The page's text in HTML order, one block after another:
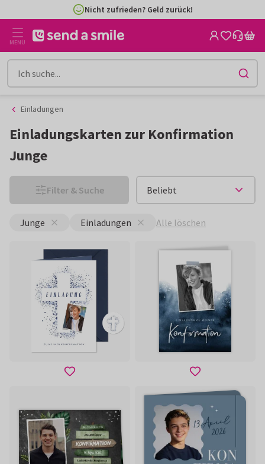
Inhalt
gehen
Filter
4,8/5 aus 5.300+ Bewertungen | Käuferschutz
MENÜ
Einladungen
Einladungskarten zur Konfirmation
Junge
Filter & Suche
Junge Einladungen Alle löschen